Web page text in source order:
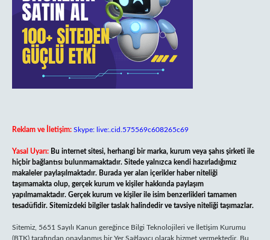
Reklam ve İletişim: Skype: live:.cid.575569c608265c69
Yasal Uyarı: Bu internet sitesi, herhangi bir marka, kurum veya şahıs şirketi ile
hiçbir bağlantısı bulunmamaktadır. Sitede yalnızca kendi hazırladığımız
makaleler paylaşılmaktadır. Burada yer alan içerikler haber niteliği
taşımamakta olup, gerçek kurum ve kişiler hakkında paylaşım
yapılmamaktadır. Gerçek kurum ve kişiler ile isim benzerlikleri tamamen
tesadüfidir. Sitemizdeki bilgiler taslak halindedir ve tavsiye niteliği taşımazlar.
Sitemiz, 5651 Sayılı Kanun gereğince Bilgi Teknolojileri ve İletişim Kurumu
(BTK) tarafından onaylanmış bir Yer Sağlayıcı olarak hizmet vermektedir. Bu